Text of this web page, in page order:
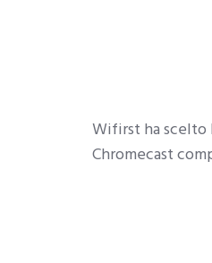
Wifirst ha scelto
Chromecast